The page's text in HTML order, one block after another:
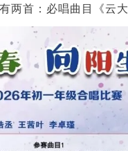
两首：必唱曲目《云